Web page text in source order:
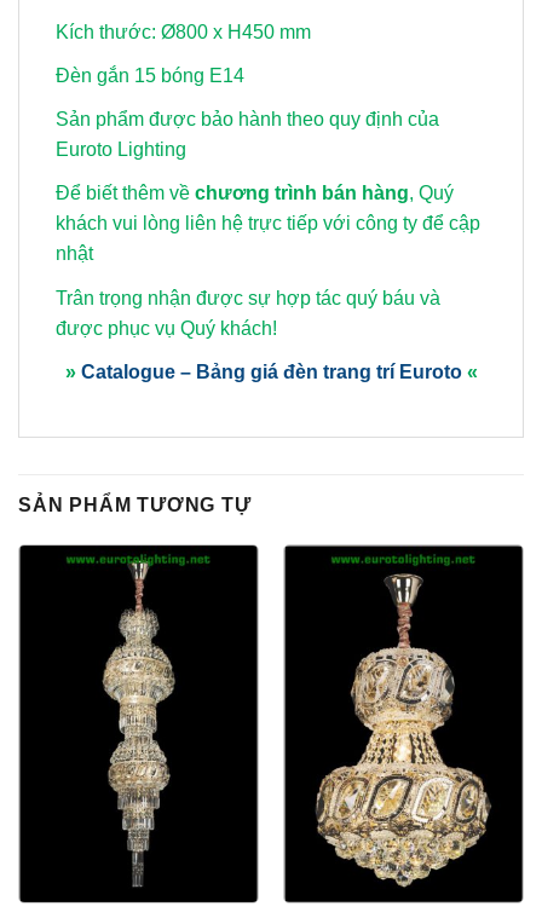
Kích thước: Ø800 x H450 mm
Đèn gắn 15 bóng E14
Sản phẩm được bảo hành theo quy định của
Euroto Lighting
Để biết thêm về chương trình bán hàng, Quý
khách vui lòng liên hệ trực tiếp với công ty để cập
nhật
Trân trọng nhận được sự hợp tác quý báu và
được phục vụ Quý khách!
» Catalogue – Bảng giá đèn trang trí Euroto «
SẢN PHẨM TƯƠNG TỰ